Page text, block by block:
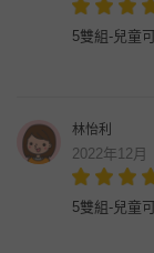
5雙組-兒童
林怡利
2022年12月
5雙組-兒童